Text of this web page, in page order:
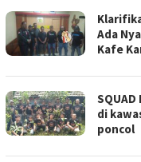
Ada
Kafe
SQUAD
di
poncol